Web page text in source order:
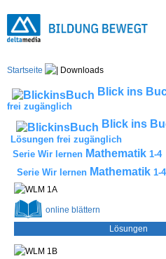
Startseite Downloads
Blick ins
frei zugänglich
Blick ins
Lösungen frei zugänglich
Serie Wir lernen Mathematik 1-4
Serie Wir lernen Mathematik 1-4
online blättern
Lösungen